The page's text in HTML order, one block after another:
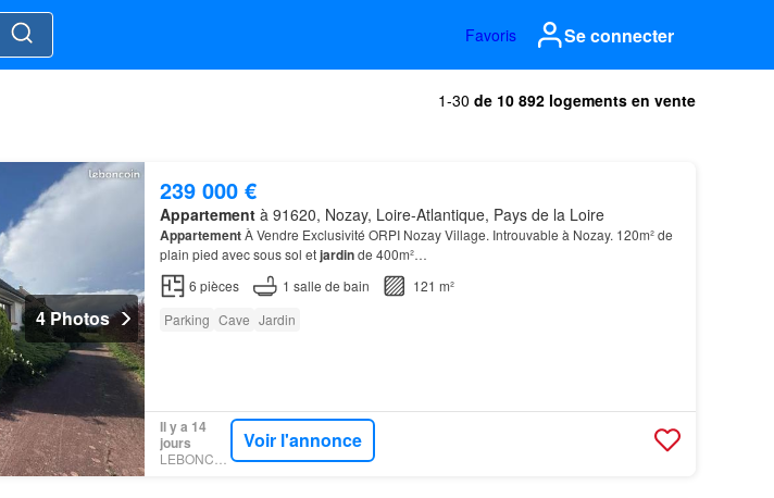
Favoris Se connecter
1-30 de 10 892 logements en vente
4 Photos
239 000 €
Appartementà 91620, Nozay, Loire-Atlantique, Pays de la Loire
AppartementÀ Vendre Exclusivité ORPI Nozay Village. Introuvable à Nozay. 120m² de
plain pied avec sous sol etjardinde 400m²…
6 pièces 1 salle de bain
121 m²
Parking Cave Jardin
Il y a 14
jours
LEBONCOIN
Voir l'annonce